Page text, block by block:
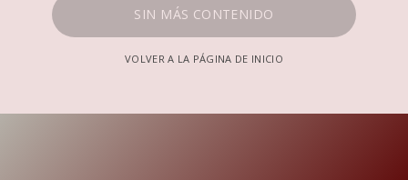
SIN MÁS CONTENIDO
VOLVER A LA PÁGINA DE INICIO